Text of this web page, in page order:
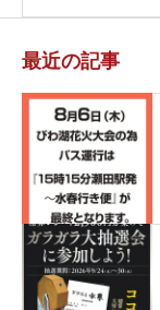
最近の記事